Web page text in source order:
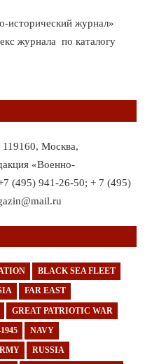
исторический журнал»
журнала по каталогу
119160, Москва,
«Военно-
(495) 941-26-50; + 7 (495)
BLACK SEA FLEET
FAR EAST
GREAT PATRIOTIC WAR
NAVY
RUSSIA